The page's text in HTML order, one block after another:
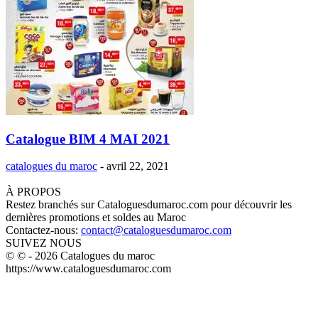
Catalogue BIM 4 MAI 2021
catalogues du maroc - avril 22, 2021
À PROPOS
Restez branchés sur Cataloguesdumaroc.com pour découvrir les
dernières promotions et soldes au Maroc
Contactez-nous: contact@cataloguesdumaroc.com
SUIVEZ NOUS
© © - 2026 Catalogues du maroc
https://www.cataloguesdumaroc.com